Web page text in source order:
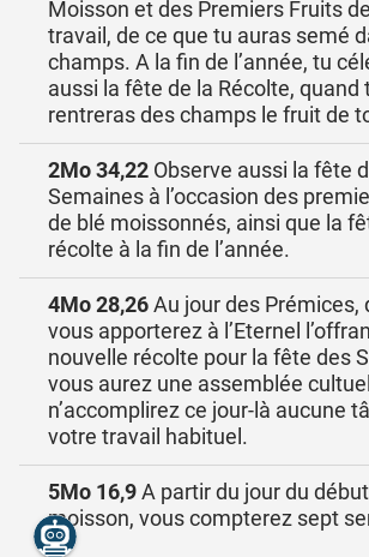
Moisson et des Premiers Fruits
travail, de ce que tu auras semé
champs. A la fin de l’année, tu
aussi la fête de la Récolte, quand
rentreras des champs le fruit de
2Mo 34,22 Observe aussi la fête
Semaines à l’occasion des
de blé moissonnés, ainsi que la
récolte à la fin de l’année.
4Mo 28,26Au jour des Prémices,
vous apporterez à l’Eternel
nouvelle récolte pour la fête des
vous aurez une assemblée
n’accomplirez ce jour-là aucune
votre travail habituel.
5Mo 16,9A partir du jour du
moisson, vous compterez sept